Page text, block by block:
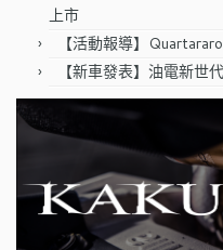
上市
【活動報導】
【新車發表】油電新世